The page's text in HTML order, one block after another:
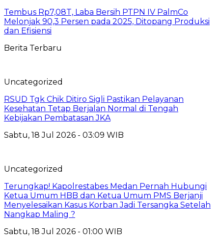
Tembus Rp7,08T, Laba Bersih PTPN IV PalmCo
Melonjak 90,3 Persen pada 2025, Ditopang Produksi
dan Efisiensi
Berita Terbaru
Uncategorized
RSUD Tgk Chik Ditiro Sigli Pastikan Pelayanan
Kesehatan Tetap Berjalan Normal di Tengah
Kebijakan Pembatasan JKA
Sabtu, 18 Jul 2026 - 03:09 WIB
Uncategorized
Terungkap! Kapolrestabes Medan Pernah Hubungi
Ketua Umum HBB dan Ketua Umum PMS Berjanji
Menyelesaikan Kasus Korban Jadi Tersangka Setelah
Nangkap Maling ?
Sabtu, 18 Jul 2026 - 01:00 WIB